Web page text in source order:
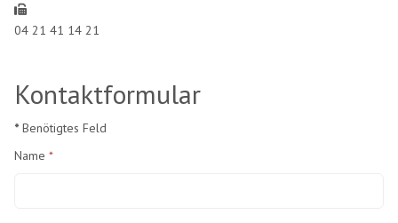
Fax:
04 21 41 14 21
Kontaktformular
*Benötigtes Feld
Name *